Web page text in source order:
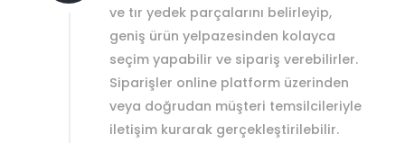
ve tır yedek parçalarını belirleyip,
geniş ürün yelpazesinden kolayca
seçim yapabilir ve sipariş verebilirler.
Siparişler online platform üzerinden
veya doğrudan müşteri temsilcileriyle
iletişim kurarak gerçekleştirilebilir.